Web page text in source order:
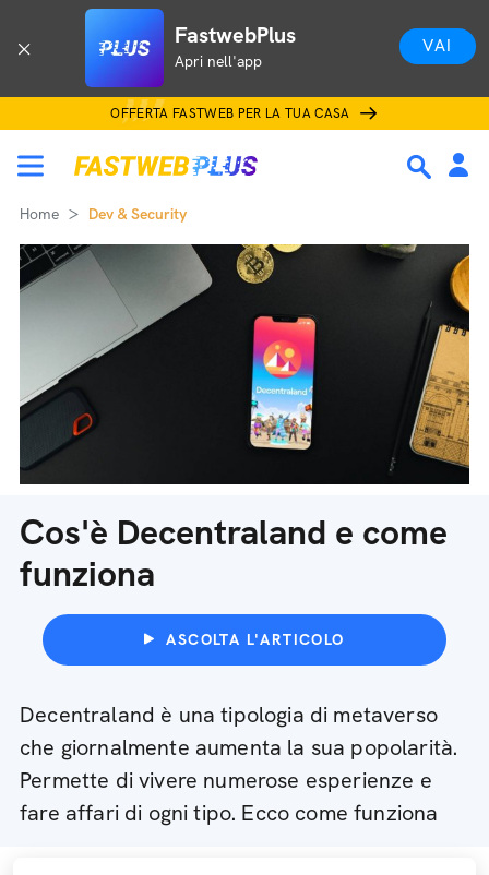
FastwebPlus
Apri nell'app
VAI
OFFERTA FASTWEB PER LA TUA CASA
Home Dev & Security
Cos'è Decentraland e come
funziona
ASCOLTA L'ARTICOLO
Decentraland è una tipologia di metaverso
che giornalmente aumenta la sua popolarità.
Permette di vivere numerose esperienze e
fare affari di ogni tipo. Ecco come funziona